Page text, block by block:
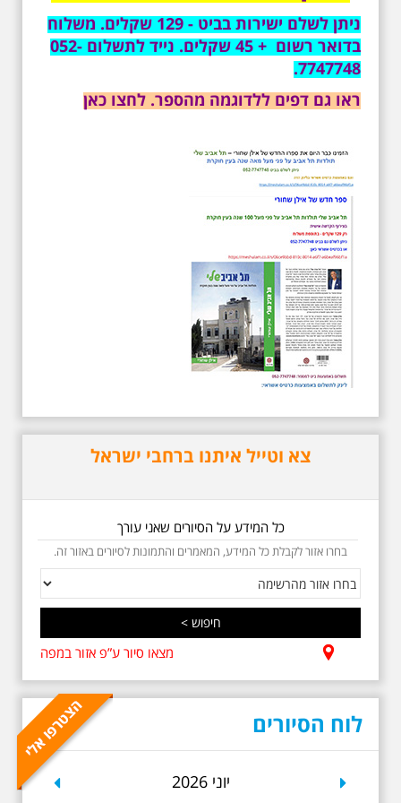
משיריו של אריק איינשטיין ונסיים את
הסיור ליד קברו בבית הקברות
טרומפלדור. תוצרת הארץ
3.7.2026 - שישי בבוקר ב
10:00 אריק איינשטיין
סיור בסימן עשור
לפטירתו. סיור מיוחד
בעקבות חייו ושיריו -
עטור מצחך זהב שחור
תחנות תל אביביות מחייו
של אריק איינשטיין -
מתאים גם למשפחות -
תוצרת הארץ
סיור מיוחד לזכרו של אריק איינשטיין,
בעקבות שתיים עשרה שנים
לפטירתו. סיור באחדים מתחנותיו של
ממקום ילדותו, דרך המקומות שהזכיר
בשיריו. מקום עליהם חלם והתגעגע.
נתחיל מבית הולדתו ברחוב גורדון.
נשמע אחדים משיריו של אריק
בבית הקברות טרומפלדור. תוצרת
וגם קצת אלתרמן סיור
מיוחד בעקבות חייו
ושיריוו - עטור מצחך זהב
שחור תחנות תל אביביות
מתאים גם למשפחות -
ניתן לשלם ישירות בביט - 129 שקלים. משלוח
בדואר רשום + 45 שקלים. נייד לתשלום 052-
7747748.
ראו גם דפים ללדוגמה מהספר. לחצו כאן
צא וטייל איתנו ברחבי ישראל
כל המידע על הסיורים שאני עורך
בחרו אזור לקבלת כל המידע, המאמרים והתמונות לסיורים באזור זה.
מצאו סיור ע”פ אזור במפה
לוח הסיורים
יוני 2026 Next